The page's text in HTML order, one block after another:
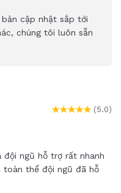
cập nhật sắp tới
chúng tôi luôn sẵn
(5.0)
đội ngũ hỗ trợ rất nhanh
toàn thể đội ngũ đã hỗ